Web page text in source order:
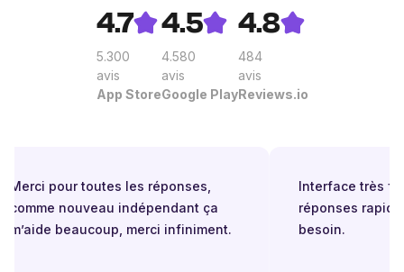
4.7
5.300
avis
App Store
4.5
4.580
avis
Google Play
4.8
484
avis
Reviews.io
pour toutes les réponses,
nouveau indépendant ça
beaucoup, merci infiniment.
Interface très
réponses
besoin.